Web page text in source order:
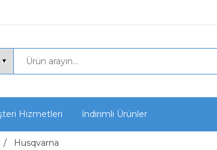
Hizmetleri İndirimli Ürünler
Husqvarna